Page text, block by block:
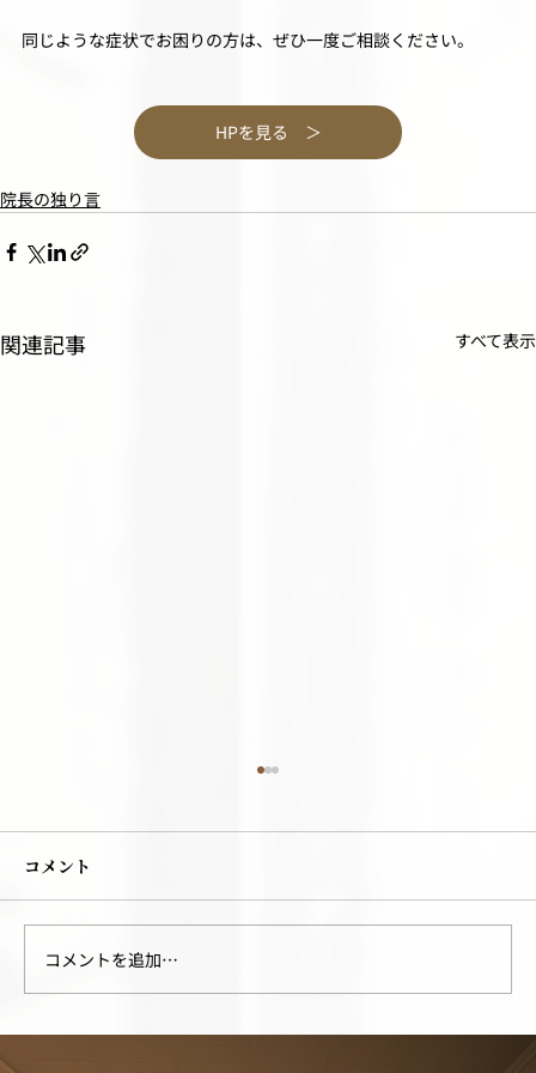
同じような症状でお困りの方は、ぜひ一度ご相談ください。
HPを見る ＞
院長の独り言
関連記事 すべて表示
検査では異常なし。でも体調が悪い方へ
コメント
コメントを追加…